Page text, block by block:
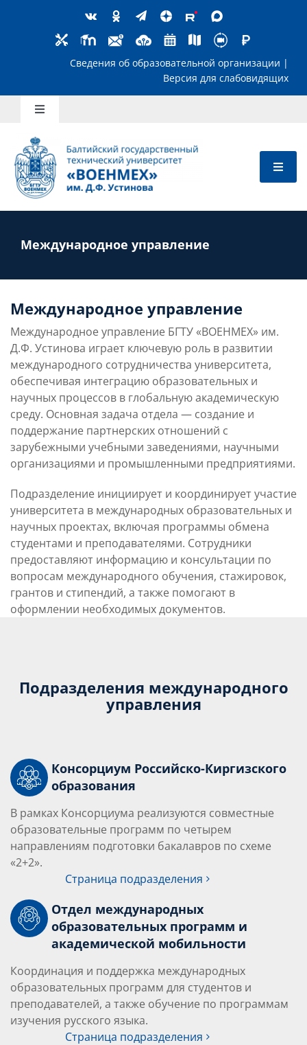
Сведения об образовательной
Toggle
Школьникам
Абитуриентам
Преподавателям
Слушателям
Партнерам
НИОКР
Международное управление
Международное управление
Международное управление БГТУ «ВОЕНМЕХ» им.
Д.Ф. Устинова играет ключевую роль в развитии
международного сотрудничества университета,
обеспечивая интеграцию образовательных и
научных процессов в глобальную академическую
среду. Основная задача отдела — создание и
поддержание партнерских отношений с
зарубежными учебными заведениями, научными
организациями и промышленными предприятиями.
Подразделение инициирует и координирует участие
университета в международных образовательных и
научных проектах, включая программы обмена
студентами и преподавателями. Сотрудники
предоставляют информацию и консультации по
вопросам международного обучения, стажировок,
грантов и стипендий, а также помогают в
оформлении необходимых документов.
Подразделения международного
управления
Консорциум Российско-Киргизского
образования
В рамках Консорциума реализуются совместные
образовательные программ по четырем
направлениям подготовки бакалавров по схеме
«2+2».
Страница подразделения
Отдел международных
образовательных программ и
академической мобильности
Координация и поддержка международных
образовательных программ для студентов и
преподавателей, а также обучение по программам
изучения русского языка.
Страница подразделения